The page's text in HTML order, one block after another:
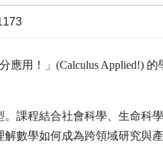
應用！」(Calculus Applied!) 的
課程結合社會科學、生命科
數學如何成為跨領域研究與